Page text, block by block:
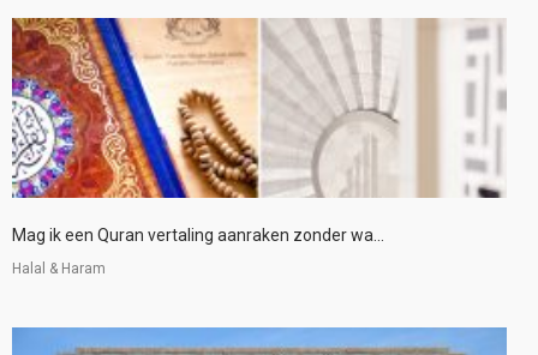
Mag ik een Quran vertaling aanraken zonder wa...
Halal & Haram